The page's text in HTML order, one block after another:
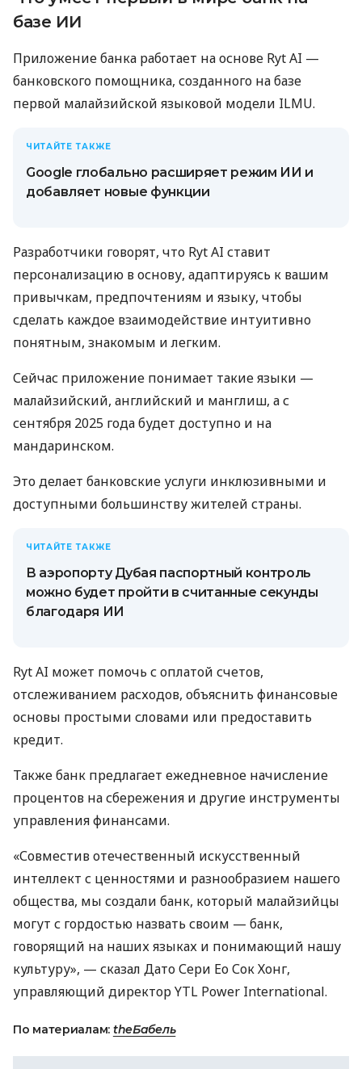
базе ИИ
Приложение банка работает на основе Ryt AI —
банковского помощника, созданного на базе
первой малайзийской языковой модели ILMU.
ЧИТАЙТЕ ТАКЖЕ
Google глобально расширяет режим ИИ и
добавляет новые функции
Разработчики говорят, что Ryt AI ставит
персонализацию в основу, адаптируясь к вашим
привычкам, предпочтениям и языку, чтобы
сделать каждое взаимодействие интуитивно
понятным, знакомым и легким.
Сейчас приложение понимает такие языки —
малайзийский, английский и манглиш, а с
сентября 2025 года будет доступно и на
мандаринском.
Это делает банковские услуги инклюзивными и
доступными большинству жителей страны.
ЧИТАЙТЕ ТАКЖЕ
В аэропорту Дубая паспортный контроль
можно будет пройти в считанные секунды
благодаря ИИ
Ryt AI может помочь с оплатой счетов,
отслеживанием расходов, объяснить финансовые
основы простыми словами или предоставить
кредит.
Также банк предлагает ежедневное начисление
процентов на сбережения и другие инструменты
управления финансами.
«Совместив отечественный искусственный
интеллект с ценностями и разнообразием нашего
общества, мы создали банк, который малайзийцы
могут с гордостью назвать своим — банк,
говорящий на наших языках и понимающий нашу
культуру», — сказал Дато Сери Ео Сок Хонг,
управляющий директор YTL Power International.
По материалам: theБабель